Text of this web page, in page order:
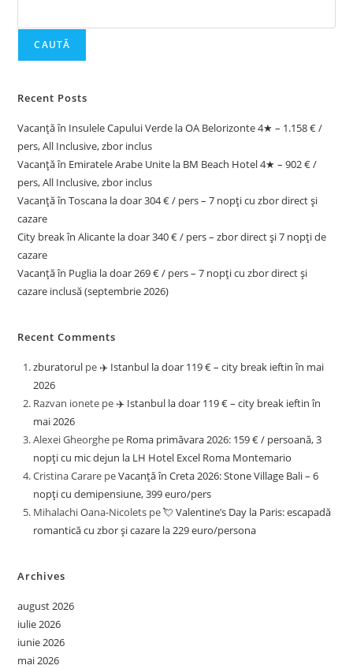
CAUTĂ
Recent Posts
Vacanță în Insulele Capului Verde la OA Belorizonte 4★ – 1.158 € /
pers, All Inclusive, zbor inclus
Vacanță în Emiratele Arabe Unite la BM Beach Hotel 4★ – 902 € /
pers, All Inclusive, zbor inclus
Vacanță în Toscana la doar 304 € / pers – 7 nopți cu zbor direct și
cazare
City break în Alicante la doar 340 € / pers – zbor direct și 7 nopți de
cazare
Vacanță în Puglia la doar 269 € / pers – 7 nopți cu zbor direct și
cazare inclusă (septembrie 2026)
Recent Comments
zburatorul pe ✈️ Istanbul la doar 119 € – city break ieftin în mai
2026
Razvan ionete pe ✈️ Istanbul la doar 119 € – city break ieftin în
mai 2026
Alexei Gheorghe pe Roma primăvara 2026: 159 € / persoană, 3
nopți cu mic dejun la LH Hotel Excel Roma Montemario
Cristina Carare peVacanță în Creta 2026: Stone Village Bali – 6
nopți cu demipensiune, 399 euro/pers
Mihalachi Oana-Nicolets pe💘 Valentine’s Day la Paris: escapadă
romantică cu zbor și cazare la 229 euro/persona
Archives
august 2026
iulie 2026
iunie 2026
mai 2026